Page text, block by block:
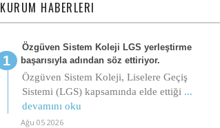
KURUM HABERLERI
Özgüven Sistem Koleji LGS yerleştirme
başarısıyla adından söz ettiriyor.
Özgüven Sistem Koleji, Liselere Geçiş
Sistemi (LGS) kapsamında elde ettiği ...
devamını oku
Ağu 05 2026